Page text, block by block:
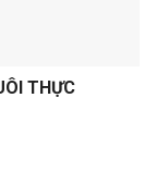
THỰC